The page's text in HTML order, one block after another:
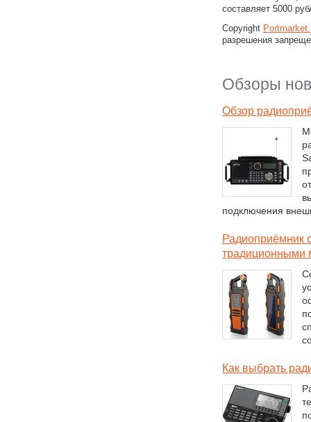
составляет 5000
Copyright
разрешения
Обзоры
Обзор
подключения
Радиоприёмник
традиционными
Как выбрать